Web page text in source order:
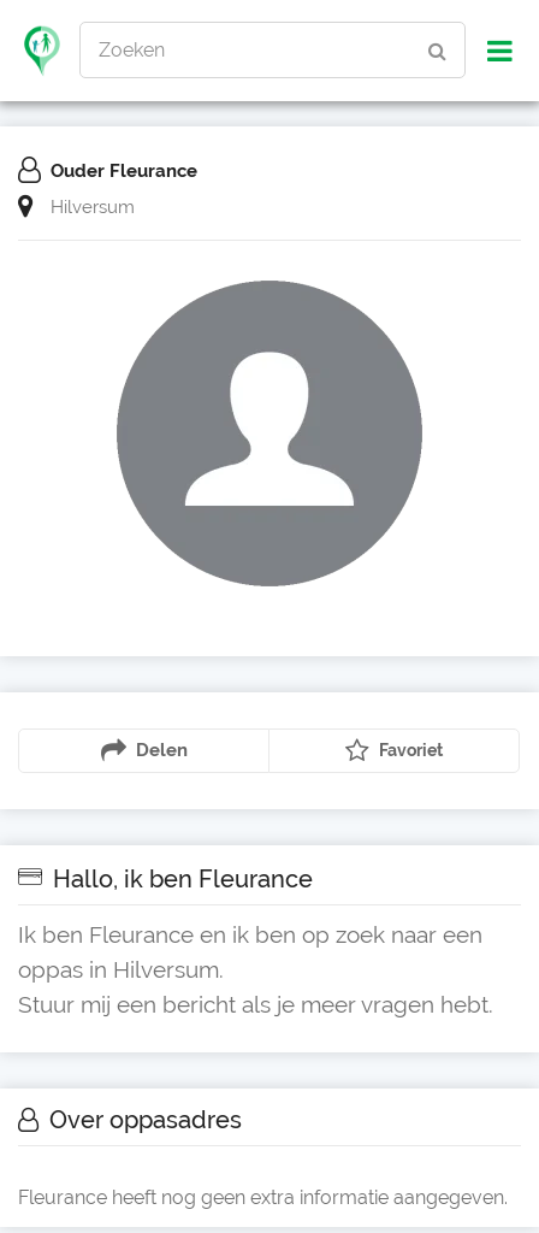
Zoeken
Ouder Fleurance
Hilversum
Delen Favoriet
Hallo, ik ben Fleurance
Ik ben Fleurance en ik ben op zoek naar een
oppas in Hilversum.
Stuur mij een bericht als je meer vragen hebt.
Over oppasadres
Fleurance heeft nog geen extra informatie aangegeven.